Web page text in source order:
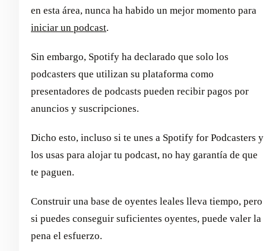
en esta área, nunca ha habido un mejor momento para
iniciar un podcast.
Sin embargo, Spotify ha declarado que solo los
podcasters que utilizan su plataforma como
presentadores de podcasts pueden recibir pagos por
anuncios y suscripciones.
Dicho esto, incluso si te unes a Spotify for Podcasters y
los usas para alojar tu podcast, no hay garantía de que
te paguen.
Construir una base de oyentes leales lleva tiempo, pero
si puedes conseguir suficientes oyentes, puede valer la
pena el esfuerzo.